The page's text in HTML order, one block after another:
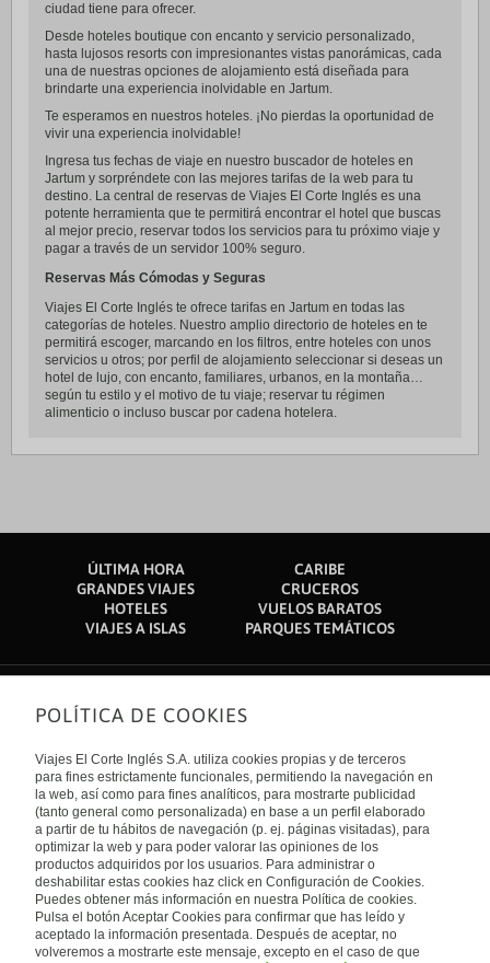
ciudad tiene para ofrecer.
Desde hoteles boutique con encanto y servicio personalizado,
hasta lujosos resorts con impresionantes vistas panorámicas, cada
una de nuestras opciones de alojamiento está diseñada para
brindarte una experiencia inolvidable en Jartum.
Te esperamos en nuestros hoteles. ¡No pierdas la oportunidad de
vivir una experiencia inolvidable!
Ingresa tus fechas de viaje en nuestro buscador de hoteles en
Jartum y sorpréndete con las mejores tarifas de la web para tu
destino. La central de reservas de Viajes El Corte Inglés es una
potente herramienta que te permitirá encontrar el hotel que buscas
al mejor precio, reservar todos los servicios para tu próximo viaje y
pagar a través de un servidor 100% seguro.
Reservas Más Cómodas y Seguras
Viajes El Corte Inglés te ofrece tarifas en Jartum en todas las
categorías de hoteles. Nuestro amplio directorio de hoteles en te
permitirá escoger, marcando en los filtros, entre hoteles con unos
servicios u otros; por perfil de alojamiento seleccionar si deseas un
hotel de lujo, con encanto, familiares, urbanos, en la montaña…
según tu estilo y el motivo de tu viaje; reservar tu régimen
alimenticio o incluso buscar por cadena hotelera.
ÚLTIMA HORA
CARIBE
GRANDES VIAJES
CRUCEROS
HOTELES
VUELOS BARATOS
VIAJES A ISLAS
PARQUES TEMÁTICOS
Sobre nosotros
Quiénes somos
Financiación
Sostenibilidad
Turismo accesible
Tarjeta El Corte Inglés
Trabaja con nosotros
El Corte Inglés
Canal Ético
Enlaces de interés
Guías de viaje
Catálogos
Auto check-in
Condiciones Generales
Política de privacidad
Política de cookies
Accesibilidad
Empresas/ Grupos
Internacional
España
Visita nuestro blog
POLÍTICA DE COOKIES
Viajes El Corte Inglés S.A. utiliza cookies propias y de terceros
para fines estrictamente funcionales, permitiendo la navegación en
la web, así como para fines analíticos, para mostrarte publicidad
(tanto general como personalizada) en base a un perfil elaborado
a partir de tu hábitos de navegación (p. ej. páginas visitadas), para
optimizar la web y para poder valorar las opiniones de los
productos adquiridos por los usuarios. Para administrar o
deshabilitar estas cookies haz click en Configuración de Cookies.
Puedes obtener más información en nuestra Política de cookies.
Pulsa el botón Aceptar Cookies para confirmar que has leído y
aceptado la información presentada. Después de aceptar, no
volveremos a mostrarte este mensaje, excepto en el caso de que